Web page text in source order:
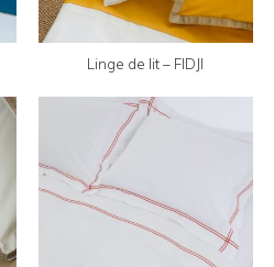
Linge de lit – FIDJI